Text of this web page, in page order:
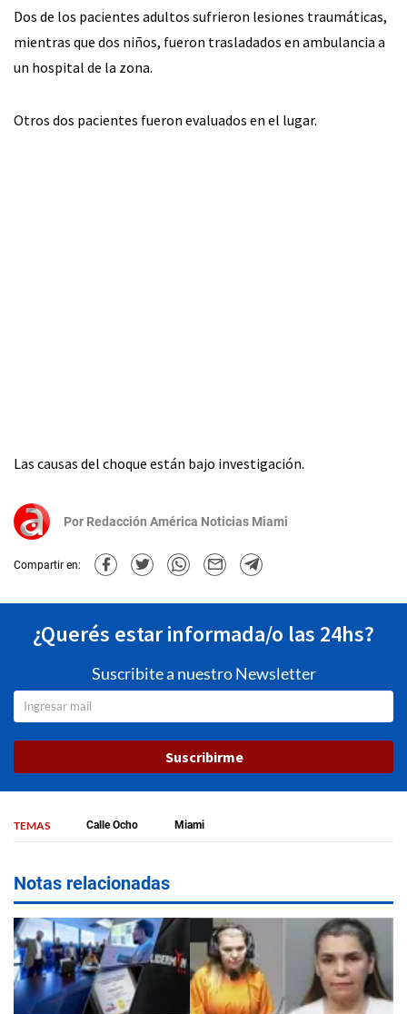
Dos de los pacientes adultos sufrieron lesiones traumáticas,
mientras que dos niños, fueron trasladados en ambulancia a
un hospital de la zona.
Otros dos pacientes fueron evaluados en el lugar.
Las causas del choque están bajo investigación.
Por Redacción América Noticias Miami
Compartir en:
¿Querés estar informada/o las 24hs?
Suscribite a nuestro Newsletter
Suscribirme
TEMAS Calle Ocho Miami
Notas relacionadas